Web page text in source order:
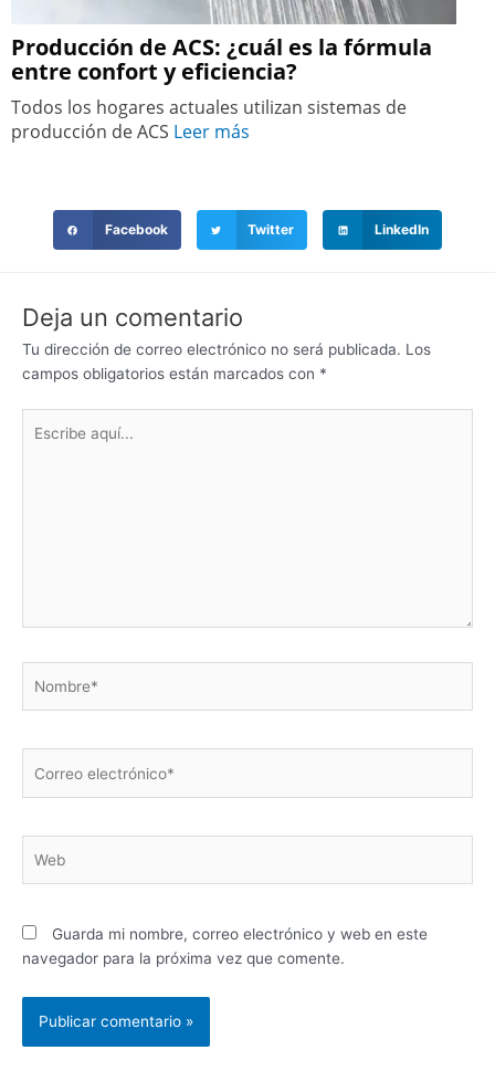
Producción de ACS: ¿cuál es la fórmula
entre confort y eficiencia?
Todos los hogares actuales utilizan sistemas de
producción de ACS Leer más
Facebook Twitter LinkedIn
Deja un comentario
Tu dirección de correo electrónico no será publicada. Los
campos obligatorios están marcados con *
aquí...
electrónico*
Guarda mi nombre, correo electrónico y web en este
navegador para la próxima vez que comente.